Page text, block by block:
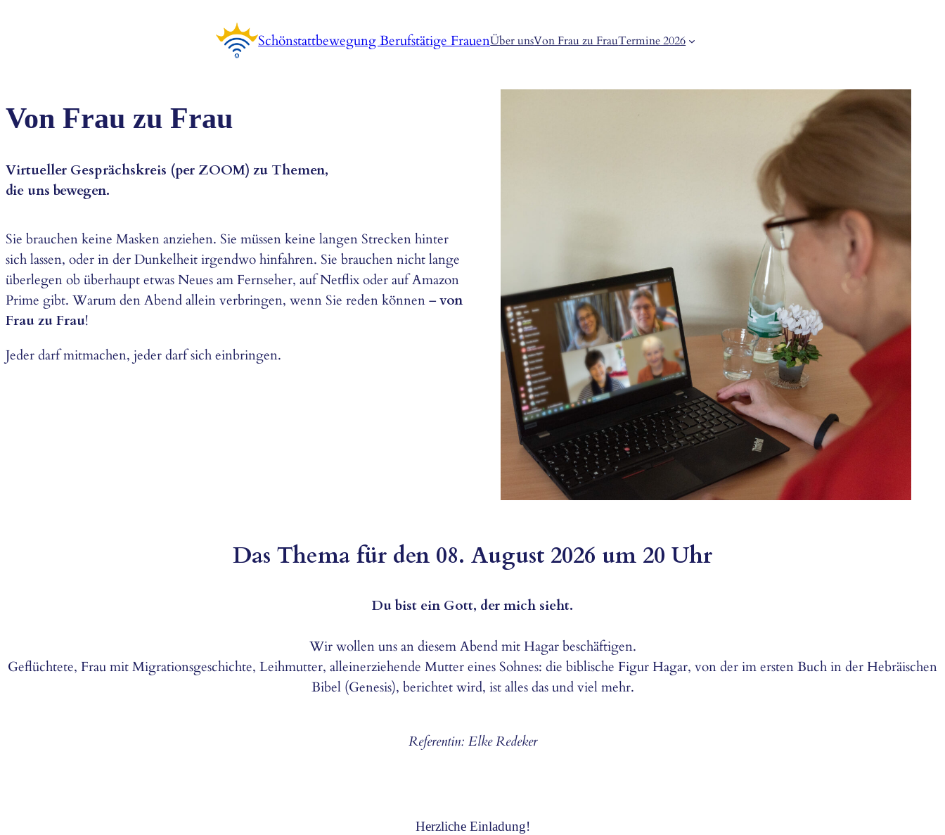
Schönstattbewegung Berufstätige FrauenÜber unsVon Frau zu FrauTermine 2026
Von Frau zu Frau
Virtueller Gesprächskreis (per ZOOM) zu Themen,
die uns bewegen.
Sie brauchen keine Masken anziehen. Sie müssen keine langen Strecken hinter
sich lassen, oder in der Dunkelheit irgendwo hinfahren. Sie brauchen nicht lange
überlegen ob überhaupt etwas Neues am Fernseher, auf Netflix oder auf Amazon
Prime gibt. Warum den Abend allein verbringen, wenn Sie reden können –von
Frau zu Frau!
Jeder darf mitmachen, jeder darf sich einbringen.
Das Thema für den 08. August 2026 um 20 Uhr
Du bist ein Gott, der mich sieht.
Wir wollen uns an diesem Abend mit Hagar beschäftigen.
Geflüchtete, Frau mit Migrationsgeschichte, Leihmutter, alleinerziehende Mutter eines Sohnes: die biblische Figur Hagar, von der im ersten Buch in der Hebräischen
Bibel (Genesis), berichtet wird, ist alles das und viel mehr.
Referentin: Elke Redeker
Herzliche Einladung!